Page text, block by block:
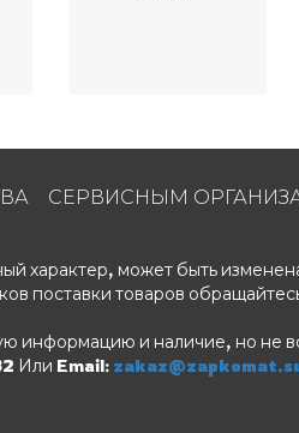
СЕРВИСНЫМ
характер, может быть
поставки товаров
информацию и наличие, но не
Или Email: